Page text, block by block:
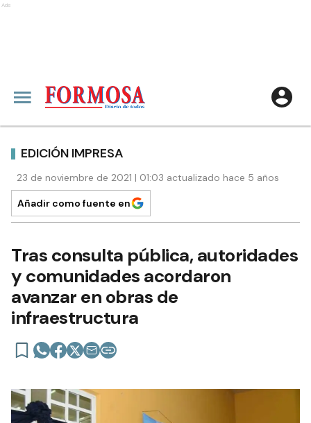
Ads
EDICIÓN IMPRESA
23 de noviembre de 2021 | 01:03 actualizado hace 5 años
Añadir como fuente en
Tras consulta pública, autoridades
y comunidades acordaron
avanzar en obras de
infraestructura